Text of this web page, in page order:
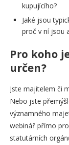
kupujícího?
Jaké jsou
proč v ní jsou
Pro koho
určen?
Jste majitelem či
Nebo jste
významného
webinář přímo
statutárních